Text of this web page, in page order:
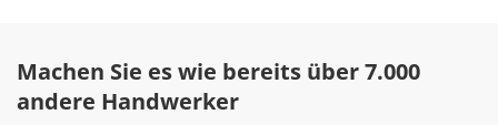
Machen Sie es wie bereits über 7.000
andere Handwerker